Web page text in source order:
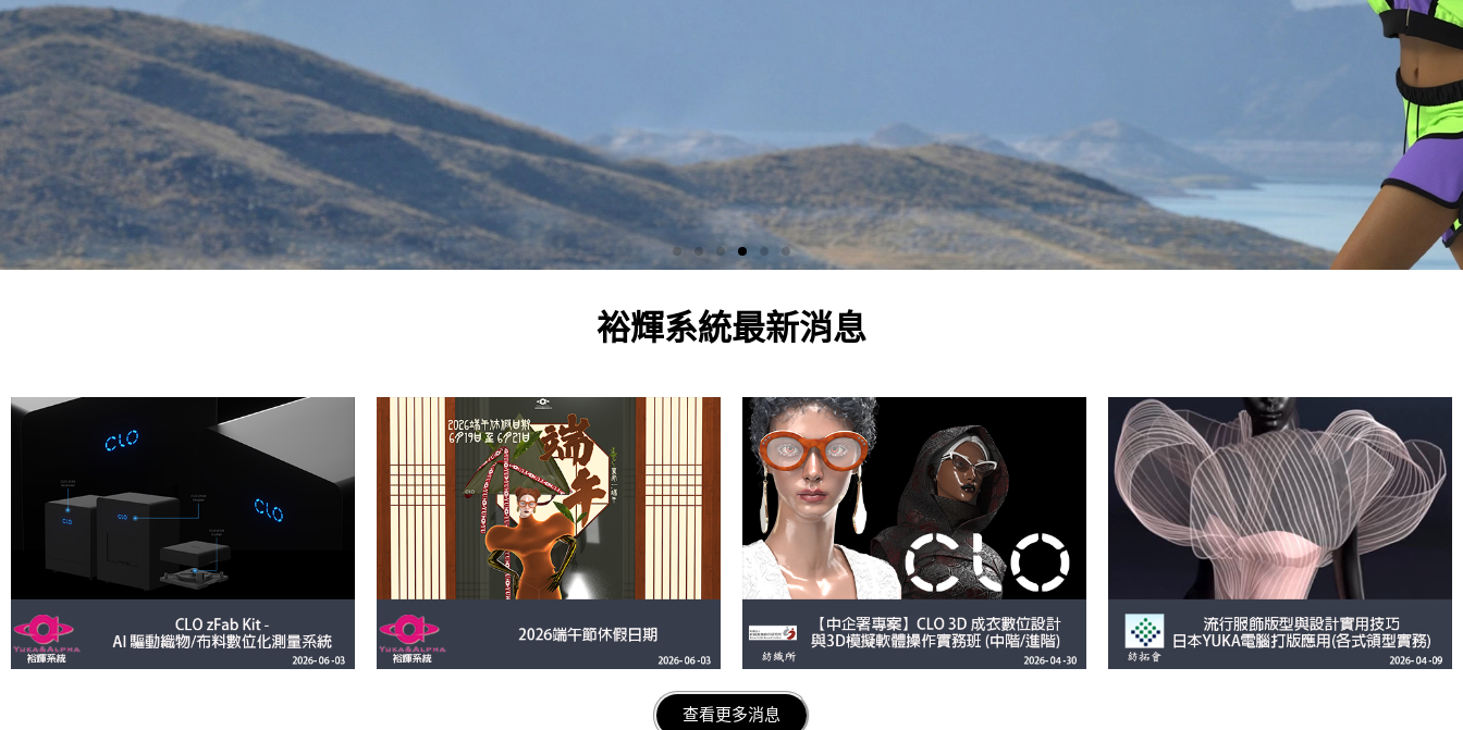
CLO 3D款式模擬軟體
設計師透過靈活的設計，達到逼真的３Ｄ服裝模擬，徹底改變您的設計流程，加快速度、提供準確性、節省成本、縮短週期、最大化設
計能力。
詳細內容
裕輝系統最新消息
查看更多消息